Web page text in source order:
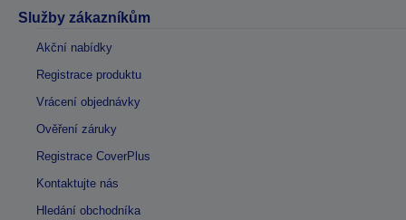
Služby zákazníkům
Akční nabídky
Registrace produktu
Vrácení objednávky
Ověření záruky
Registrace CoverPlus
Kontaktujte nás
Hledání obchodníka